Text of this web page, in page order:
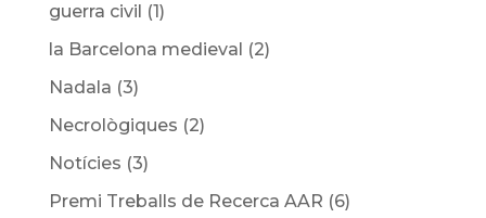
guerra civil (1)
la Barcelona medieval (2)
Nadala (3)
Necrològiques (2)
Notícies (3)
Premi Treballs de Recerca AAR (6)